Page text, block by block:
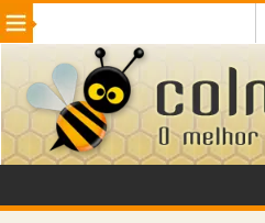
Beleza Cinema e TV
Internet Jogos NotÃ­cias
VeÃ­culos Adulto